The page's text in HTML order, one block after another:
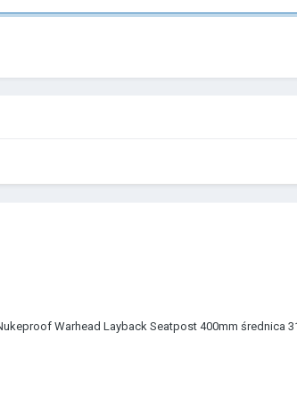
Warhead Layback Seatpost 400mm średnica